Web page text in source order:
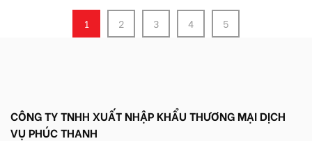
1 2 3 4 5
CÔNG TY TNHH XUẤT NHẬP KHẨU THƯƠNG MẠI DỊCH
VỤ PHÚC THANH